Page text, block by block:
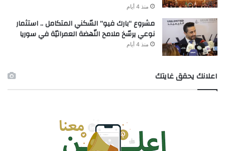
منذ 4 أيام
مشروع “بارك فيو” السّكني المتكامل .. استثمار
نوعي يرسّخ ملامح النّهضة العمرانيّة في سوريا
منذ 4 أيام
اعلانك يحقق غايتك